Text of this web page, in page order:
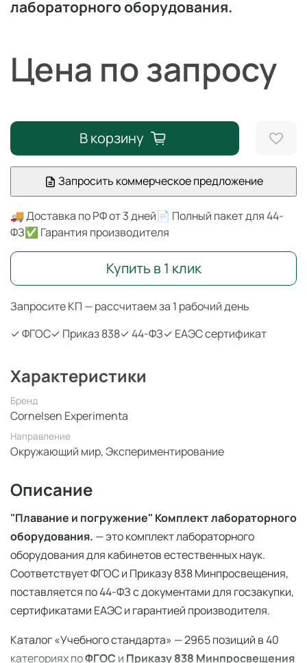
лабораторного оборудования.
Цена по запросу
Запросите КП — рассчитаем за 1 рабочий день
✓ ФГОС✓ Приказ 838✓ 44-ФЗ✓ ЕАЭС сертификат
В корзину
Запросить коммерческое предложение
🚚 Доставка по РФ от 3 дней📄 Полный пакет для 44-
ФЗ✅ Гарантия производителя
Купить в 1 клик
Характеристики
Бренд
Cornelsen Experimenta
Направление
Окружающий мир, Экспериментирование
Описание
"Плавание и погружение" Комплект лабораторного
оборудования. — это комплект лабораторного
оборудования для кабинетов естественных наук.
Соответствует ФГОС и Приказу 838 Минпросвещения,
поставляется по 44-ФЗ с документами для госзакупки,
сертификатами ЕАЭС и гарантией производителя.
Каталог «Учебного стандарта» — 2965 позиций в 40
категориях поФГОС и Приказу 838 Минпросвещения